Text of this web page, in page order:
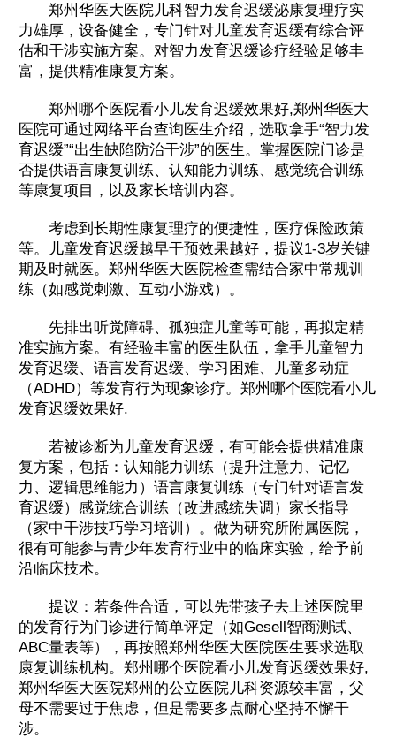
郑州华医大医院儿科智力发育迟缓泌康复理疗实
力雄厚，设备健全，专门针对儿童发育迟缓有综合评
估和干涉实施方案。对智力发育迟缓诊疗经验足够丰
富，提供精准康复方案。
郑州哪个医院看小儿发育迟缓效果好,郑州华医大
医院可通过网络平台查询医生介绍，选取拿手“智力发
育迟缓”“出生缺陷防治干涉”的医生。掌握医院门诊是
否提供语言康复训练、认知能力训练、感觉统合训练
等康复项目，以及家长培训内容。
考虑到长期性康复理疗的便捷性，医疗保险政策
等。儿童发育迟缓越早干预效果越好，提议1-3岁关键
期及时就医。郑州华医大医院检查需结合家中常规训
练（如感觉刺激、互动小游戏）。
先排出听觉障碍、孤独症儿童等可能，再拟定精
准实施方案。有经验丰富的医生队伍，拿手儿童智力
发育迟缓、语言发育迟缓、学习困难、儿童多动症
（ADHD）等发育行为现象诊疗。郑州哪个医院看小儿
发育迟缓效果好.
若被诊断为儿童发育迟缓，有可能会提供精准康
复方案，包括：认知能力训练（提升注意力、记忆
力、逻辑思维能力）语言康复训练（专门针对语言发
育迟缓）感觉统合训练（改进感统失调）家长指导
（家中干涉技巧学习培训）。做为研究所附属医院，
很有可能参与青少年发育行业中的临床实验，给予前
沿临床技术。
提议：若条件合适，可以先带孩子去上述医院里
的发育行为门诊进行简单评定（如Gesell智商测试、
ABC量表等），再按照郑州华医大医院医生要求选取
康复训练机构。郑州哪个医院看小儿发育迟缓效果好,
郑州华医大医院郑州的公立医院儿科资源较丰富，父
母不需要过于焦虑，但是需要多点耐心坚持不懈干
涉。